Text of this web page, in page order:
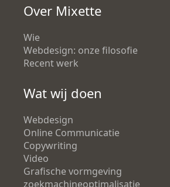
Over Mixette
Wie
Webdesign: onze filosofie
Recent werk
Wat wij doen
Webdesign
Online Communicatie
Copywriting
Video
Grafische vormgeving
zoekmachineoptimalisatie